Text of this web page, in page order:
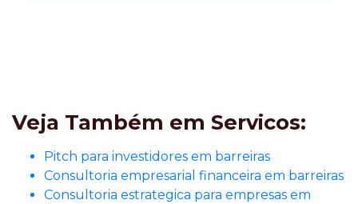
Veja Também em Servicos:
Pitch para investidores em barreiras
Consultoria empresarial financeira em barreiras
Consultoria estrategica para empresas em